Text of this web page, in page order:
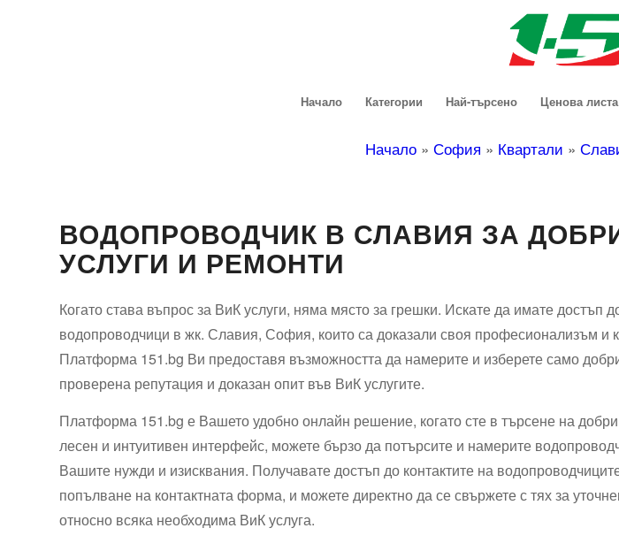
Начало Категории Най-търсено Ценова листа
Начало» София » Квартали »
ВОДОПРОВОДЧИК В СЛАВИЯ ЗА
УСЛУГИ И РЕМОНТИ
Когато става въпрос за ВиК услуги, няма място за грешки. Искате да имате достъп
водопроводчици в жк. Славия, София, които са доказали своя професионализъм и
Платформа 151.bg Ви предоставя възможността да намерите и изберете само
проверена репутация и доказан опит във ВиК услугите.
Платформа 151.bg е Вашето удобно онлайн решение, когато сте в търсене на
лесен и интуитивен интерфейс, можете бързо да потърсите и намерите
Вашите нужди и изисквания. Получавате достъп до контактите на
попълване на контактната форма, и можете директно да се свържете с тях за
относно всяка необходима ВиК услуга.